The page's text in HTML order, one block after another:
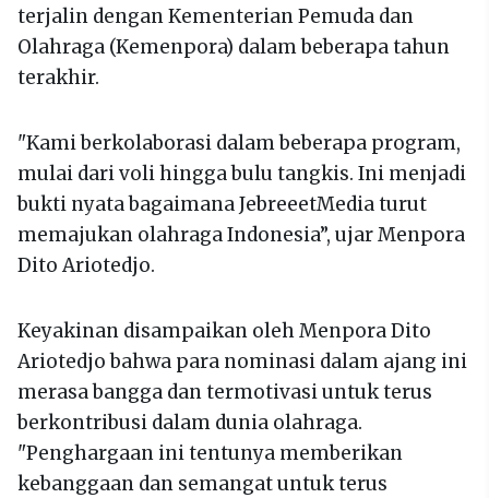
terjalin dengan Kementerian Pemuda dan
Olahraga (Kemenpora) dalam beberapa tahun
terakhir.
"Kami berkolaborasi dalam beberapa program,
mulai dari voli hingga bulu tangkis. Ini menjadi
bukti nyata bagaimana JebreeetMedia turut
memajukan olahraga Indonesia”, ujar Menpora
Dito Ariotedjo.
Keyakinan disampaikan oleh Menpora Dito
Ariotedjo bahwa para nominasi dalam ajang ini
merasa bangga dan termotivasi untuk terus
berkontribusi dalam dunia olahraga.
"Penghargaan ini tentunya memberikan
kebanggaan dan semangat untuk terus